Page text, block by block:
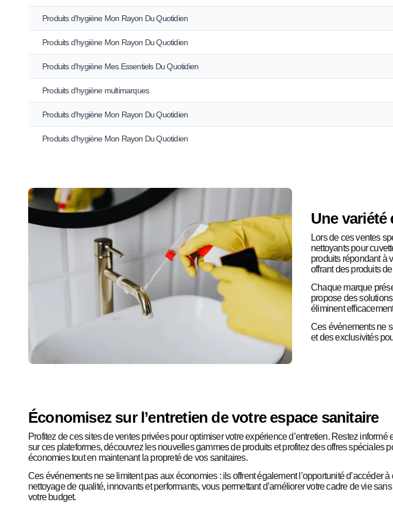
Produits d’hygiène Mon Rayon Du Quotidien
Produits d’hygiène Mon Rayon Du Quotidien
Produits d’hygiène Mes Essentiels Du Quotidien
Produits d’hygiène multimarques
Produits d’hygiène Mon Rayon Du Quotidien
Produits d’hygiène Mon Rayon Du Quotidien
Une
Lors de ces ventes
nettoyants pour
produits répondant à
offrant des produits
Chaque marque
propose des
éliminent
Ces événements ne
et des exclusivités
Économisez sur l’entretien de votre espace sanitaire
Profitez de ces sites de ventes privées pour optimiser votre expérience d’entretien. Restez informé
sur ces plateformes, découvrez les nouvelles gammes de produits et profitez des offres spéciales
économies tout en maintenant la propreté de vos sanitaires.
Ces événements ne se limitent pas aux économies : ils offrent également l’opportunité d’accéder
nettoyage de qualité, innovants et performants, vous permettant d’améliorer votre cadre de vie
votre budget.